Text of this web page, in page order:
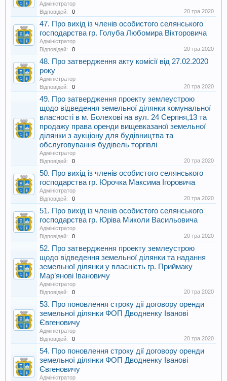
Адміністратор
Відповідей:
0 20 тра 2020
47. Про вихід із членів особистого селянського
господарства гр. Голуба Любомира Вікторовича
Адміністратор
Відповідей:
0 20 тра 2020
48. Про затвердження акту комісії від 27.02.2020
року
Адміністратор
Відповідей:
0 20 тра 2020
49. Про затвердження проекту землеустрою
щодо відведення земельної ділянки комунальної
власності в м. Болехові на вул. 24 Серпня,13 та
продажу права оренди вищевказаної земельної
ділянки з аукціону для будівництва та
обслуговування будівель торгівлі
Адміністратор
Відповідей:
0 20 тра 2020
50. Про вихід із членів особистого селянського
господарства гр. Юрочка Максима Ігоровича
Адміністратор
Відповідей:
0 20 тра 2020
51. Про вихід із членів особистого селянського
господарства гр. Юріва Миколи Васильовича
Адміністратор
Відповідей:
0 20 тра 2020
52. Про затвердження проекту землеустрою
щодо відведення земельної ділянки та надання
земельної ділянки у власність гр. Приймаку
Мар’янові Івановичу
Адміністратор
Відповідей:
0 20 тра 2020
53. Про поновлення строку дії договору оренди
земельної ділянки ФОП Дводненку Іванові
Євгеновичу
Адміністратор
Відповідей:
0 20 тра 2020
54. Про поновлення строку дії договору оренди
земельної ділянки ФОП Дводненку Іванові
Євгеновичу
Адміністратор